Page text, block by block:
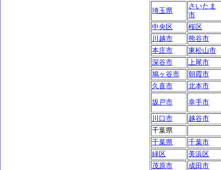
埼玉県
さいたま
市
中央区
桜区
川越市
熊谷市
本庄市
東松山市
深谷市
上尾市
鳩ヶ谷市
朝霞市
久喜市
北本市
坂戸市 幸手市
川口市
越谷市
千葉県
千葉県
千葉市
緑区
美浜区
茂原市
成田市